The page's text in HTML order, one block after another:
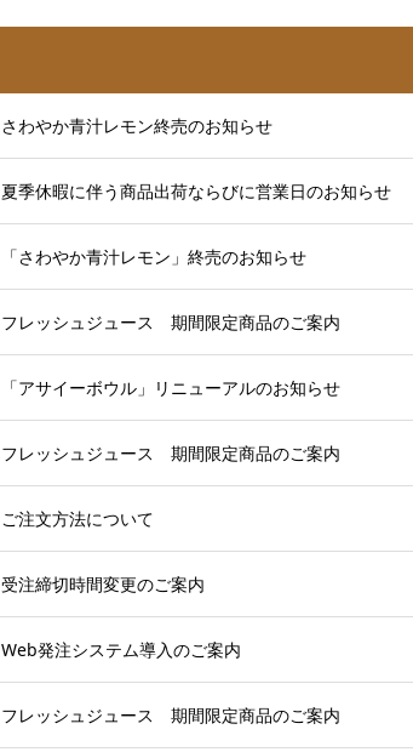
さわやか青汁レモン終売のお知らせ
夏季休暇に伴う商品出荷ならびに営業日のお知らせ
「さわやか青汁レモン」終売のお知らせ
フレッシュジュース 期間限定商品のご案内
「アサイーボウル」リニューアルのお知らせ
フレッシュジュース 期間限定商品のご案内
ご注文方法について
受注締切時間変更のご案内
Web発注システム導入のご案内
フレッシュジュース 期間限定商品のご案内